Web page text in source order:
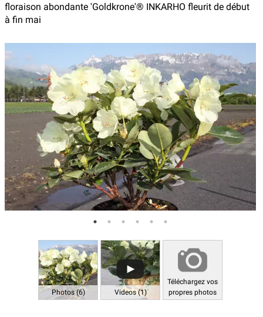
floraison abondante 'Goldkrone'® INKARHO fleurit de début
à fin mai
Photos (6) Videos (1)
Téléchargez vos
propres photos